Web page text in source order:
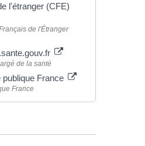
l'étranger (CFE)
de l'Étranger
de la santé
publique France
France